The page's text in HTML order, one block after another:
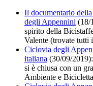
Il documentario
degli Appennini (18/
spirito della
Valente (trovate tutti
Ciclovia degli
italiana (30/09/
si è chiusa con un
Ambiente e